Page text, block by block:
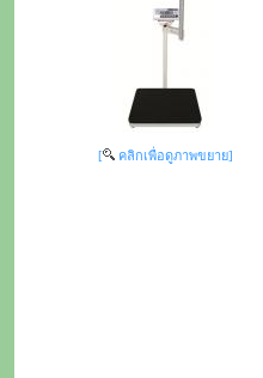
[ คลิกเพื่อดูภาพขยาย]